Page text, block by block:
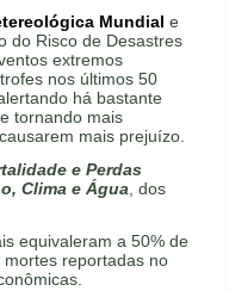
Mundial e
do Risco de Desastres
extremos
nos últimos 50
há bastante
tornando mais
mais prejuízo.
e Perdas
Clima e Água, dos
equivaleram a 50% de
reportadas no